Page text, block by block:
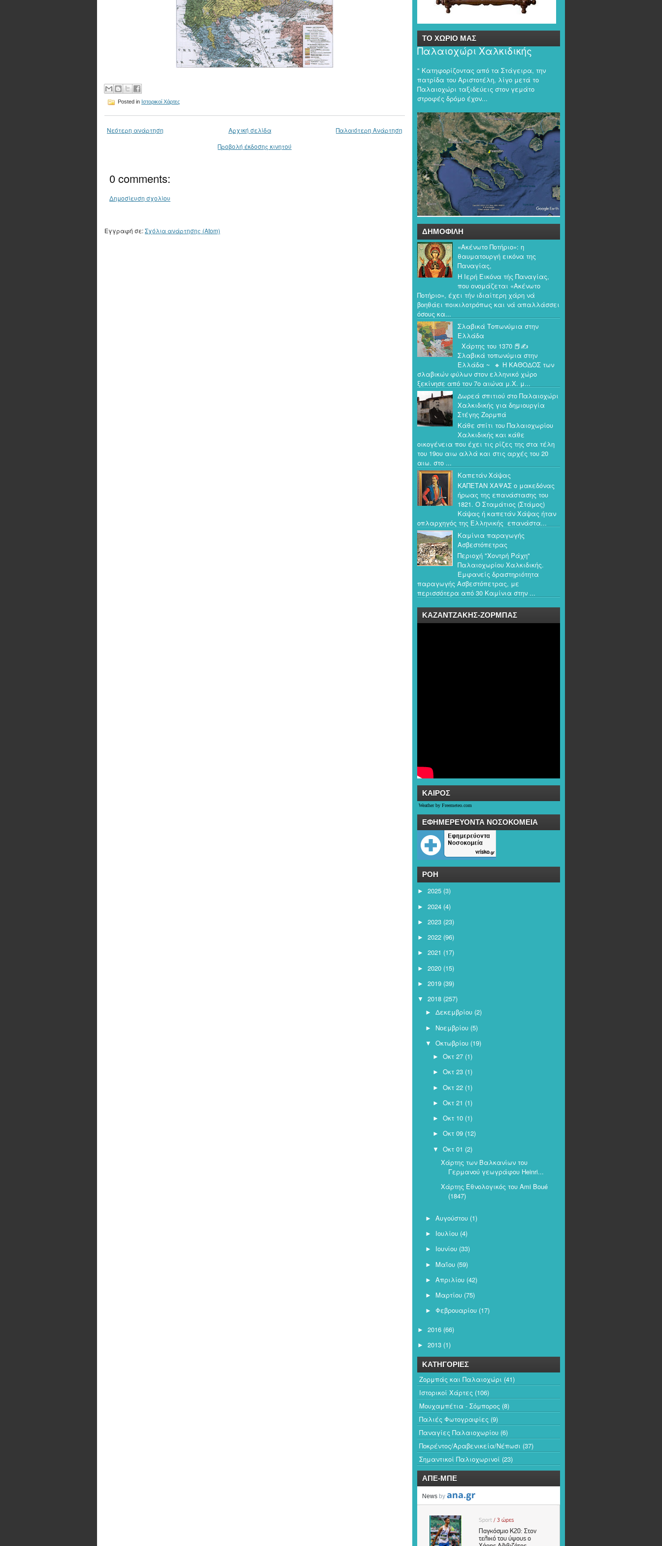
Posted in Ιστορικοί Χάρτες
Νεότερη ανάρτηση Παλαιότερη Ανάρτηση
Αρχική σελίδα
Προβολή έκδοσης κινητού
0 comments:
Δημοσίευση σχολίου
Εγγραφή σε:Σχόλια ανάρτησης (Atom)
ΤΟ ΧΩΡΙΟ ΜΑΣ
Παλαιοχώρι Χαλκιδικής
" Κατηφορίζοντας από τα Στάγειρα, την
πατρίδα του Αριστοτέλη, λίγο μετά το
Παλαιοχώρι ταξιδεύεις στον γεμάτο
στροφές δρόμο έχον...
ΔΗΜΟΦΙΛΗ
«Ακένωτο Ποτήριο»: η
θαυματουργή εικόνα της
Παναγίας,
Η Ιερή Εικόνα τής Παναγίας,
που ονομάζεται «Ακένωτο
Ποτήριο», έχει τήν ιδιαίτερη χάρη νά
βοηθάει ποικιλοτρόπως και νά απαλλάσσει
όσους κα...
Σλαβικά Τοπωνύμια στην
Ελλάδα
Χάρτης του 1370 📕✍️
Σλαβικά τοπωνύμια στην
Ελλάδα ~ 🔸 Η ΚΑΘΟΔΟΣ των
σλαβικών φύλων στον ελληνικό χώρο
ξεκίνησε από τον 7ο αιώνα μ.Χ. μ...
Δωρεά σπιτιού στο Παλαιοχώρι
Χαλκιδικής για δημιουργία
Στέγης Ζορμπά
Κάθε σπίτι του Παλαιοχωρίου
Χαλκιδικής και κάθε
οικογένεια που έχει τις ρίζες της στα τέλη
του 19ου αιω αλλά και στις αρχές του 20
αιω. στο ...
Καπετάν Χάψας
ΚΑΠΕΤΑΝ ΧΑΨΑΣ ο μακεδόνας
ήρωας της επανάστασης του
1821. Ο Σταμάτιος (Στάμος)
Κάψας ή καπετάν Χάψας ήταν
οπλαρχηγός της Ελληνικής επανάστα...
Καμίνια παραγωγής
Ασβεστόπετρας
Περιοχή "Χοντρή Ράχη"
Παλαιοχωρίου Χαλκιδικής.
Εμφανείς δραστηριότητα
παραγωγής Ασβεστόπετρας, με
περισσότερα από 30 Καμίνια στην ...
ΚΑΖΑΝΤΖΑΚΗΣ-ΖΟΡΜΠΑΣ
ΚΑΙΡOΣ
Weather by Freemeteo.com
ΕΦΗΜΕΡΕΥΟΝΤΑ ΝΟΣΟΚΟΜΕΙΑ
ΡΟΗ
► 2025 (3)
► 2024 (4)
► 2023 (23)
► 2022 (96)
► 2021 (17)
► 2020 (15)
► 2019 (39)
▼ 2018 (257)
► Δεκεμβρίου (2)
► Νοεμβρίου (5)
▼ Οκτωβρίου (19)
►Οκτ 27 (1)
►Οκτ 23 (1)
►Οκτ 22 (1)
►Οκτ 21 (1)
►Οκτ 10 (1)
►Οκτ 09 (12)
▼ Οκτ 01 (2)
Χάρτης των Βαλκανίων του
Γερμανού γεωγράφου Heinri...
Χάρτης Εθνολογικός του Ami Boué
(1847)
► Αυγούστου (1)
► Ιουλίου (4)
► Ιουνίου (33)
► Μαΐου (59)
► Απριλίου (42)
► Μαρτίου (75)
► Φεβρουαρίου (17)
► 2016 (66)
► 2013 (1)
ΚΑΤΗΓΟΡΙΕΣ
Ζορμπάς και Παλαιοχώρι (41)
Ιστορικοί Χάρτες (106)
Μουχαμπέτια - Σόμπορος (8)
Παλιές Φωτογραφίες (9)
Παναγίες Παλαιοχωρίου (6)
Ποκρέντος/Αραβενικεία/Νέπωσι (37)
Σημαντικοί Παλιοχωρινοί (23)
ΑΠΕ-ΜΠΕ